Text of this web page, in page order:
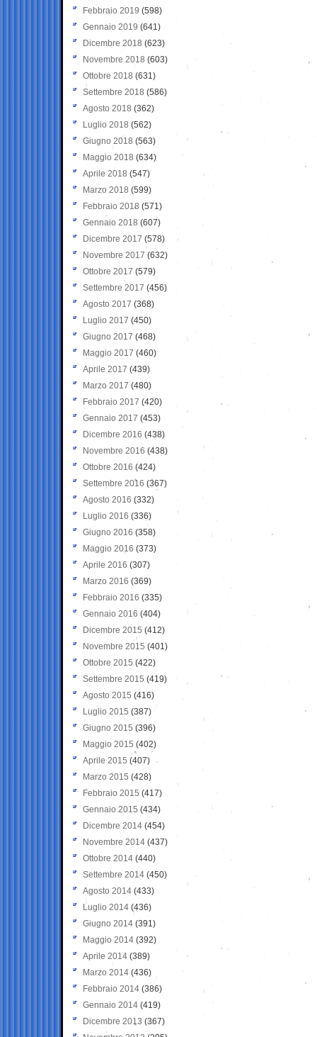
Febbraio 2019 (598)
Gennaio 2019 (641)
Dicembre 2018 (623)
Novembre 2018 (603)
Ottobre 2018 (631)
Settembre 2018 (586)
Agosto 2018 (362)
Luglio 2018 (562)
Giugno 2018 (563)
Maggio 2018 (634)
Aprile 2018 (547)
Marzo 2018 (599)
Febbraio 2018 (571)
Gennaio 2018 (607)
Dicembre 2017 (578)
Novembre 2017 (632)
Ottobre 2017 (579)
Settembre 2017 (456)
Agosto 2017 (368)
Luglio 2017 (450)
Giugno 2017 (468)
Maggio 2017 (460)
Aprile 2017 (439)
Marzo 2017 (480)
Febbraio 2017 (420)
Gennaio 2017 (453)
Dicembre 2016 (438)
Novembre 2016 (438)
Ottobre 2016 (424)
Settembre 2016 (367)
Agosto 2016 (332)
Luglio 2016 (336)
Giugno 2016 (358)
Maggio 2016 (373)
Aprile 2016 (307)
Marzo 2016 (369)
Febbraio 2016 (335)
Gennaio 2016 (404)
Dicembre 2015 (412)
Novembre 2015 (401)
Ottobre 2015 (422)
Settembre 2015 (419)
Agosto 2015 (416)
Luglio 2015 (387)
Giugno 2015 (396)
Maggio 2015 (402)
Aprile 2015 (407)
Marzo 2015 (428)
Febbraio 2015 (417)
Gennaio 2015 (434)
Dicembre 2014 (454)
Novembre 2014 (437)
Ottobre 2014 (440)
Settembre 2014 (450)
Agosto 2014 (433)
Luglio 2014 (436)
Giugno 2014 (391)
Maggio 2014 (392)
Aprile 2014 (389)
Marzo 2014 (436)
Febbraio 2014 (386)
Gennaio 2014 (419)
Dicembre 2013 (367)